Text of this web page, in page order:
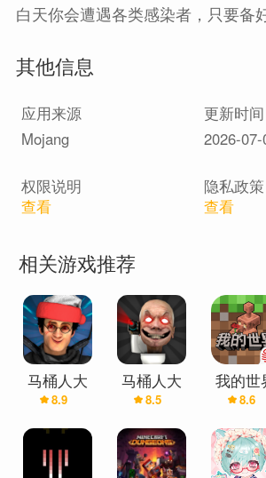
白天你会遭遇各类感染者，只要备
入彻底的混乱。
四处游荡。一旦被它们发现，只有
路。
所，夜间务必潜行隐蔽，无论发生
回头。
其他信息
应用来源
更新时间
Mojang
2026-
权限说明
查看
隐私政策
查看
相关游戏推荐
马桶人大
战:开放世
界(辅助菜
单)
8.9
马桶人大
战:开放世
界万圣节版
(辅助菜单)
8.5
我的世
(官服)
8.6